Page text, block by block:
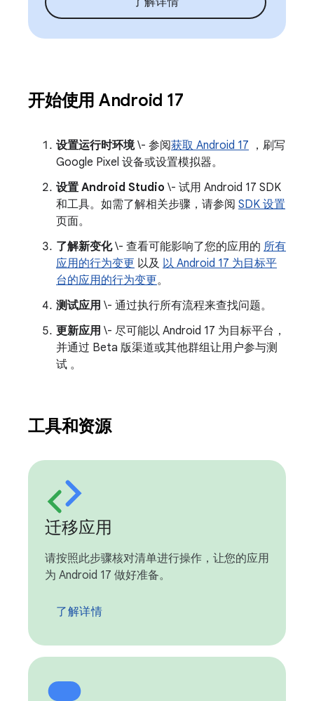
开始使用 Android 17
设置运行时环境\- 参阅获取 Android 17 ，刷写
Google Pixel 设备或设置模拟器。
设置 Android Studio \- 试用 Android 17 SDK
和工具。如需了解相关步骤，请参阅 SDK 设置
页面。
了解新变化\- 查看可能影响了您的应用的 所有
应用的行为变更 以及 以 Android 17 为目标平
台的应用的行为变更。
测试应用 \- 通过执行所有流程来查找问题。
更新应用 \- 尽可能以 Android 17 为目标平台，
并通过 Beta 版渠道或其他群组让用户参与测
试 。
工具和资源
迁移应用
请按照此步骤核对清单进行操作，让您的应用
为 Android 17 做好准备。
了解详情